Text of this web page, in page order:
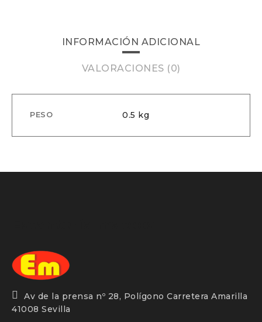
INFORMACIÓN ADICIONAL
VALORACIONES (0)
PESO 0.5 kg
Av de la prensa nº 28, Polígono Carretera Amarilla
41008 Sevilla